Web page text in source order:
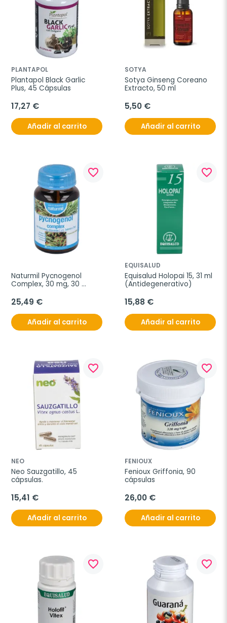
PLANTAPOL
Plantapol Black Garlic
Plus, 45 Cápsulas
17,27 €
Añadir al carrito
SOTYA
Sotya Ginseng Coreano
Extracto, 50 ml
5,50 €
Añadir al carrito
favorite_border
Naturmil Pycnogenol
Complex, 30 mg, 30
25,49 €
Añadir al carrito
favorite_border
EQUISALUD
Equisalud Holopai 15, 31 ml
(Antidegenerativo)
15,88 €
Añadir al carrito
favorite_border
NEO
Neo Sauzgatillo, 45
cápsulas.
15,41 €
Añadir al carrito
favorite_border
FENIOUX
Fenioux Griffonia, 90
cápsulas
26,00 €
Añadir al carrito
favorite_border favorite_border